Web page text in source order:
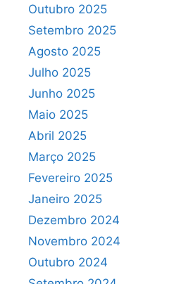
Outubro 2025
Setembro 2025
Agosto 2025
Julho 2025
Junho 2025
Maio 2025
Abril 2025
Março 2025
Fevereiro 2025
Janeiro 2025
Dezembro 2024
Novembro 2024
Outubro 2024